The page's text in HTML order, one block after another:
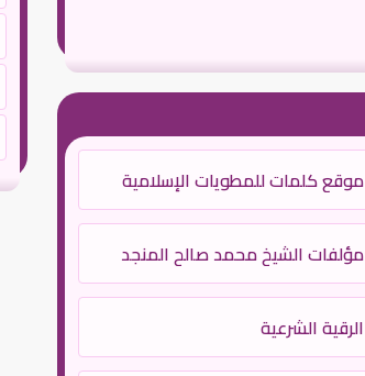
موقع كلمات للمطويات الإسلامية
مؤلفات الشيخ محمد صالح المنجد
الرقية الشرعية